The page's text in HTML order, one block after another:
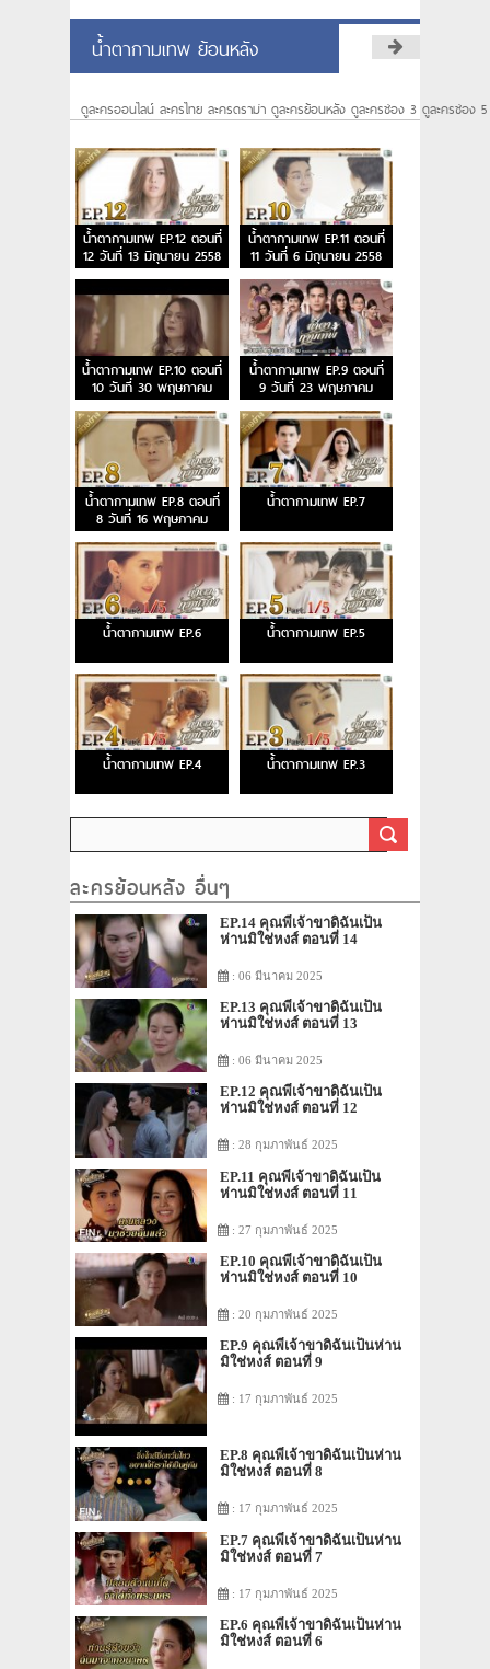
น้ำตากามเทพ ย้อนหลัง
ดูละครออนไลน์ ละครไทย ละครดราม่า ดูละครย้อนหลัง ดูละครช่อง 3 ดูละครช่อง
น้ำตากามเทพ EP.12 ตอนที่
12 วันที่ 13 มิถุนายน 2558
น้ำตากามเทพ EP.11 ตอนที่
11 วันที่ 6 มิถุนายน 2558
น้ำตากามเทพ EP.10 ตอนที่
10 วันที่ 30 พฤษภาคม
2558
น้ำตากามเทพ EP.9 ตอนที่
9 วันที่ 23 พฤษภาคม
2558
น้ำตากามเทพ EP.8 ตอนที่
8 วันที่ 16 พฤษภาคม
2558
น้ำตากามเทพ EP.7
น้ำตากามเทพ EP.6 น้ำตากามเทพ EP.5
น้ำตากามเทพ EP.4 น้ำตากามเทพ EP.3
ละครย้อนหลัง อื่นๆ
EP.14 คุณพี่เจ้าขาดิฉันเป็น
ห่านมิใช่หงส์ ตอนที่ 14
: 06 มีนาคม 2025
EP.13 คุณพี่เจ้าขาดิฉันเป็น
ห่านมิใช่หงส์ ตอนที่ 13
: 06 มีนาคม 2025
EP.12 คุณพี่เจ้าขาดิฉันเป็น
ห่านมิใช่หงส์ ตอนที่ 12
: 28 กุมภาพันธ์ 2025
EP.11 คุณพี่เจ้าขาดิฉันเป็น
ห่านมิใช่หงส์ ตอนที่ 11
: 27 กุมภาพันธ์ 2025
EP.10 คุณพี่เจ้าขาดิฉันเป็น
ห่านมิใช่หงส์ ตอนที่ 10
: 20 กุมภาพันธ์ 2025
EP.9 คุณพี่เจ้าขาดิฉันเป็นห่าน
มิใช่หงส์ ตอนที่ 9
: 17 กุมภาพันธ์ 2025
EP.8 คุณพี่เจ้าขาดิฉันเป็นห่าน
มิใช่หงส์ ตอนที่ 8
: 17 กุมภาพันธ์ 2025
EP.7 คุณพี่เจ้าขาดิฉันเป็นห่าน
มิใช่หงส์ ตอนที่ 7
: 17 กุมภาพันธ์ 2025
EP.6 คุณพี่เจ้าขาดิฉันเป็นห่าน
มิใช่หงส์ ตอนที่ 6